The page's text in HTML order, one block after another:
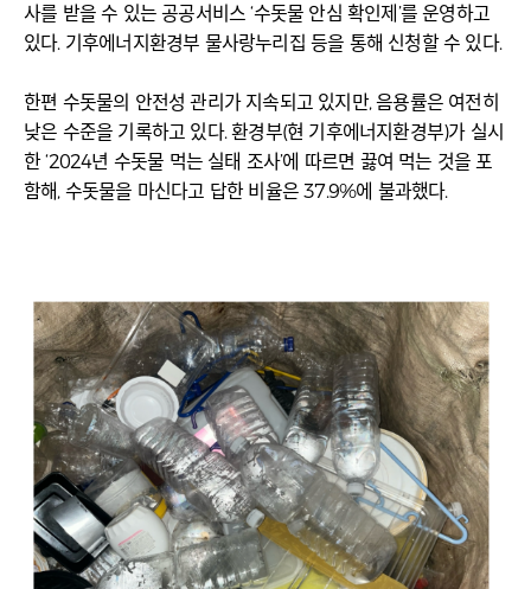
사를 받을 수 있는 공공서비스 ‘수돗물 안심 확인제’를 운영하고
있다. 기후에너지환경부 물사랑누리집 등을 통해 신청할 수 있다.
한편 수돗물의 안전성 관리가 지속되고 있지만, 음용률은 여전히
낮은 수준을 기록하고 있다. 환경부(현 기후에너지환경부)가 실시
한 ‘2024년 수돗물 먹는 실태 조사’에 따르면 끓여 먹는 것을 포
함해, 수돗물을 마신다고 답한 비율은 37.9%에 불과했다.